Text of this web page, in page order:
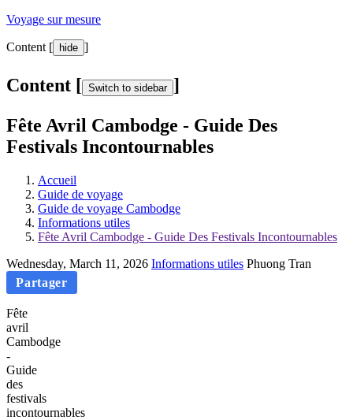
Voyage sur mesure
Content [ hide ]
Content [ Switch to sidebar ]
Fête Avril Cambodge - Guide Des
Festivals Incontournables
Accueil
Guide de voyage
Guide de voyage Cambodge
Informations utiles
Fête Avril Cambodge - Guide Des Festivals Incontournables
Wednesday, March 11, 2026 Informations utiles Phuong Tran
Partager
Fête
avril
Cambodge
-
Guide
des
festivals
incontournables